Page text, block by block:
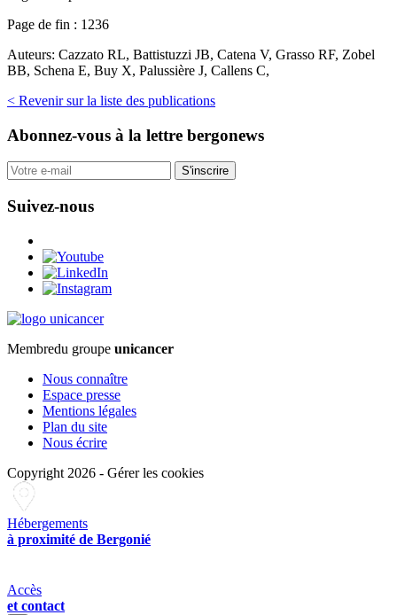
Page de fin : 1236
Auteurs: Cazzato RL, Battistuzzi JB, Catena V, Grasso RF, Zobel
BB, Schena E, Buy X, Palussière J, Callens C,
< Revenir sur la liste des publications
Abonnez-vous à la lettre bergonews
S'inscrire
Suivez-nous
Membredu groupe unicancer
Nous connaître
Espace presse
Mentions légales
Plan du site
Nous écrire
Copyright 2026 - Gérer les cookies
Hébergements
à proximité de Bergonié
Accès
et contact